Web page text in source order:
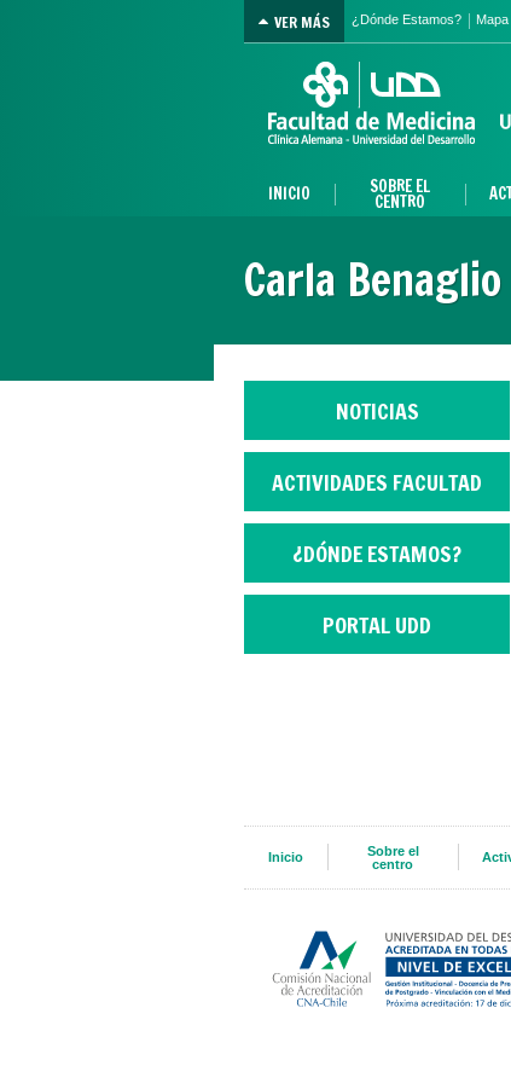
VER MÁS ¿Dónde Estamos? Mapa
INICIO SOBRE EL
CENTRO
Carla Benaglio
NOTICIAS
ACTIVIDADES FACULTAD
¿DÓNDE ESTAMOS?
PORTAL UDD
Inicio
Sobre el
centro